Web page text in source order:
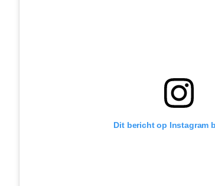
Dit bericht op Instagram